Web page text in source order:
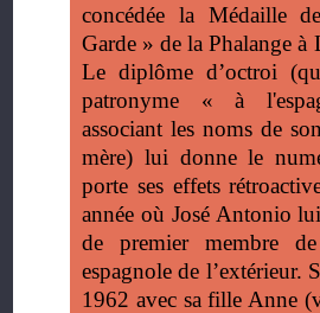
concédée la Médaille
Garde » de la Phalange à
Le diplôme d’octroi
patronyme « à
associant les noms de
mère) lui donne le
porte ses effets
année où José Antonio
de premier membre
espagnole de l’extérieur.
1962 avec sa fille Anne